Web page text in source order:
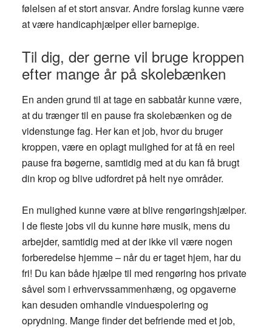
følelsen af et stort ansvar. Andre forslag kunne være
at være handicaphjælper eller barnepige.
Til dig, der gerne vil bruge kroppen
efter mange år på skolebænken
En anden grund til at tage en sabbatår kunne være,
at du trænger til en pause fra skolebænken og de
videnstunge fag. Her kan et job, hvor du bruger
kroppen, være en oplagt mulighed for at få en reel
pause fra bøgerne, samtidig med at du kan få brugt
din krop og blive udfordret på helt nye områder.
En mulighed kunne være at blive rengøringshjælper.
I de fleste jobs vil du kunne høre musik, mens du
arbejder, samtidig med at der ikke vil være nogen
forberedelse hjemme – når du er taget hjem, har du
fri! Du kan både hjælpe til med rengøring hos private
såvel som i erhvervssammenhæng, og opgaverne
kan desuden omhandle vinduespolering og
oprydning. Mange finder det befriende med et job,